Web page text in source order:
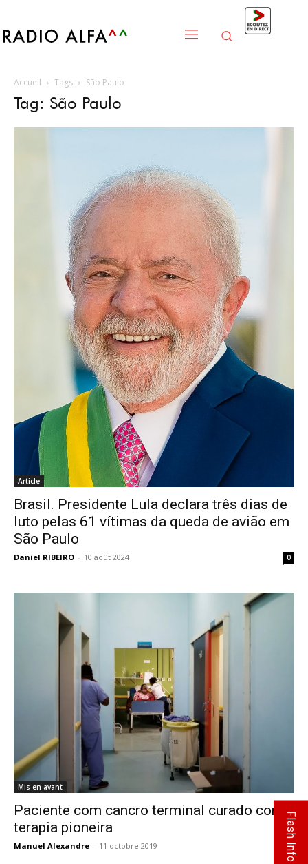
Accueil Tags São Paulo
Tag: São Paulo
Article
Brasil. Presidente Lula declara três dias de
luto pelas 61 vítimas da queda de avião em
São Paulo
Daniel RIBEIRO - 10 août 2024 0
Mis en avant
Paciente com cancro terminal curado com
terapia pioneira
Manuel Alexandre - 11 octobre 2019 0
Flash Info